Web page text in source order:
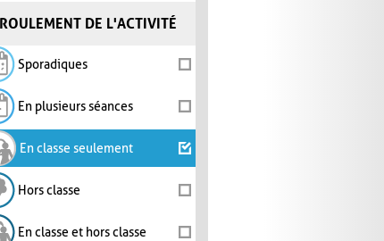
DE L'ACTIVITÉ
Sporadiques
En plusieurs séances
En classe seulement
Hors classe
En classe et hors classe